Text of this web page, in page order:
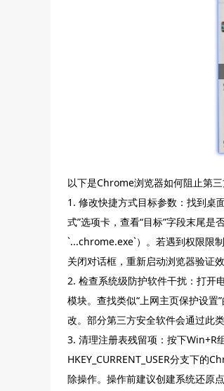
以下是Chrome浏览器如何阻止第
1. 修改快捷方式目标参数：找到桌
式”选项卡，查看“目标”字段末尾
`...chrome.exe`）。若遇到权限限
关闭对话框，重新启动浏览器验证效
2. 检查系统级防护软件干扰：打开
模块。查找类似“上网主页保护设
改。部分第三方安全软件会通过此
3. 清理注册表残留项：按下Win+R
HKEY_CURRENT_USER分支下的
除操作。操作前建议创建系统还原